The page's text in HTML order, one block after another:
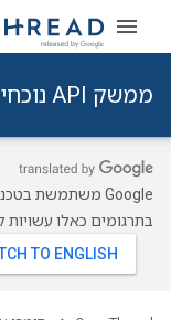
ממשק API נוכחי
בתרגומים כאלו עשויות